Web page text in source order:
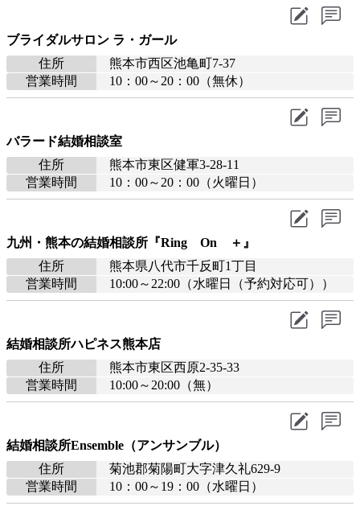
ブライダルサロン ラ・ガール
住所
熊本市西区池亀町7-37
営業時間
10：00～20：00（無休）
バラード結婚相談室
住所
熊本市東区健軍3-28-11
営業時間
10：00～20：00（火曜日）
九州・熊本の結婚相談所『Ring On ＋』
住所
熊本県八代市千反町1丁目
営業時間
10:00～22:00（水曜日（予約対応可））
結婚相談所ハピネス熊本店
住所
熊本市東区西原2-35-33
営業時間
10:00～20:00（無）
結婚相談所Ensemble（アンサンブル）
住所
菊池郡菊陽町大字津久礼629-9
営業時間
10：00～19：00（水曜日）